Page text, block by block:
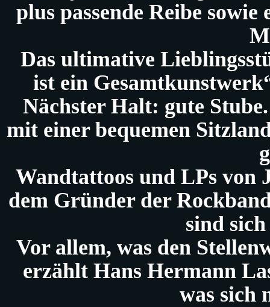
plus passende Reibe
Das ultimative
ist ein
Nächster Halt: gute
mit einer bequemen
Wandtattoos und LPs
dem Gründer der
sind
Vor allem, was den
erzählt Hans Hermann
was sich